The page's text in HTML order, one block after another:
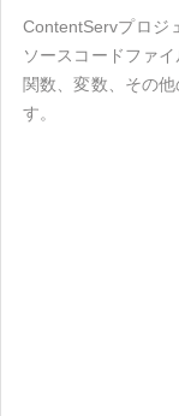
ContentServプロジ
ソースコードファ
関数、変数、その
す。